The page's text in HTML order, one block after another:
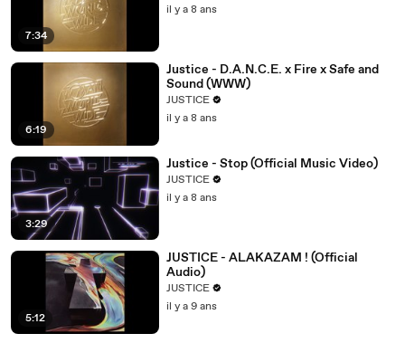
7:34
il y a 8 ans
6:19
Justice - D.A.N.C.E. x Fire x Safe and
Sound (WWW)
JUSTICE
il y a 8 ans
3:29
Justice - Stop (Official Music Video)
JUSTICE
il y a 8 ans
5:12
JUSTICE - ALAKAZAM ! (Official
Audio)
JUSTICE
il y a 9 ans